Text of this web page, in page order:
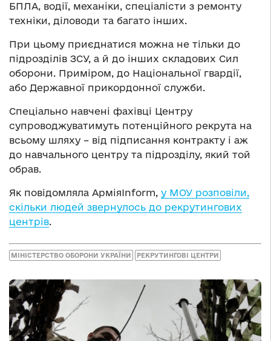
БПЛА, водії, механіки, спеціалісти з ремонту
техніки, діловоди та багато інших.
При цьому приєднатися можна не тільки до
підрозділів ЗСУ, а й до інших складових Сил
оборони. Приміром, до Національної гвардії,
або Державної прикордонної служби.
Спеціально навчені фахівці Центру
супроводжуватимуть потенційного рекрута на
всьому шляху – від підписання контракту і аж
до навчального центру та підрозділу, який той
обрав.
Як повідомляла АрміяInform, у МОУ розповіли,
скільки людей звернулось до рекрутингових
центрів.
МІНІСТЕРСТВО ОБОРОНИ УКРАЇНИ РЕКРУТИНГОВІ ЦЕНТРИ